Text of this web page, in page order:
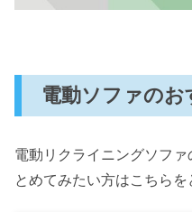
電動ソファのお
電動リクライニングソフ
とめてみたい方はこちらを